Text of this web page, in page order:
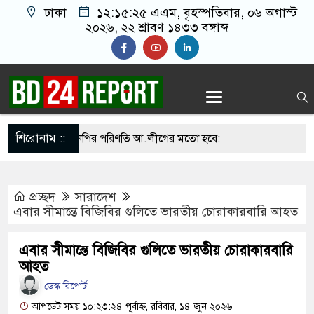
ঢাকা ১২:১৫:২৫ এএম, বৃহস্পতিবার, ০৬ অগাস্ট
২০২৬, ২২ শ্রাবণ ১৪৩৩ বঙ্গাব্দ
শিরোনাম ::বিএনপির পরিণতি আ.লীগের মতো হবে:
রাখতে চাচ্ছে না: আসিফ মাহমুদ
না: আমির হামজা
জবাব দিতে হবে প্রধানমন্ত্রীকে: জামায়াত আমির
প্রচ্ছদ
সারাদেশ
এবার সীমান্তে বিজিবির গুলিতে ভারতীয় চোরাকারবারি আহত
এবার সীমান্তে বিজিবির গুলিতে ভারতীয় চোরাকারবারি
আহত
ডেস্ক রিপোর্ট
আপডেট সময় ১০:২৩:২৪ পূর্বাহ্ন, রবিবার, ১৪ জুন ২০২৬